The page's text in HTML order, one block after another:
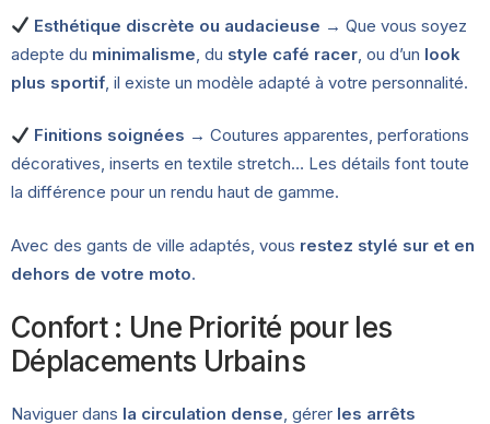
Esthétique discrète ou audacieuse → Que vous soyez
adepte du minimalisme , du style café racer , ou d’un look
plus sportif , il existe un modèle adapté à votre personnalité.
Finitions soignées → Coutures apparentes, perforations
décoratives, inserts en textile stretch… Les détails font toute
la différence pour un rendu haut de gamme.
Avec des gants de ville adaptés, vous restez stylé sur et en
dehors de votre moto.
Confort : Une Priorité pour les
Déplacements Urbains
Naviguer dans la circulation dense , gérer les arrêts